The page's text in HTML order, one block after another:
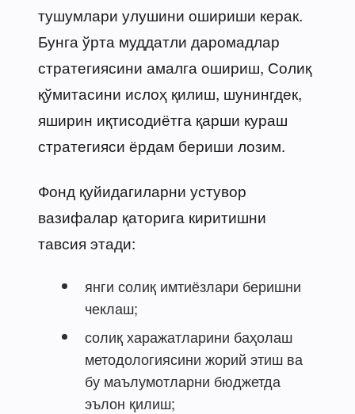
тушумлари улушини ошириши керак.
Бунга ўрта муддатли даромадлар
стратегиясини амалга ошириш, Солиқ
қўмитасини ислоҳ қилиш, шунингдек,
яширин иқтисодиётга қарши кураш
стратегияси ёрдам бериши лозим.
Фонд қуйидагиларни устувор
вазифалар қаторига киритишни
тавсия этади:
янги солиқ имтиёзлари беришни
чеклаш;
солиқ харажатларини баҳолаш
методологиясини жорий этиш ва
бу маълумотларни бюджетда
эълон қилиш;